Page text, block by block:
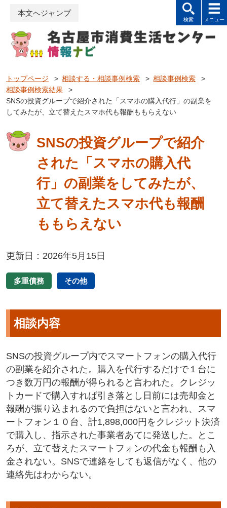
本文へジャンプ
トップページ > 相談する・相談事例検索 > 相談事例検索
>
相談事例検索結果
>
SNSの投資グループで紹介された「スマホの購入代行」の副業を
してみたが、立て替えたスマホ代も報酬ももらえない
SNSの投資グループで紹介
された「スマホの購入代
行」の副業をしてみたが、
立て替えたスマホ代も報酬
ももらえない
更新日：2026年5月15日
多重債務 その他
相談内容
SNSの投資グループ内でスマートフォンの購入代行
の副業を紹介された。購入を代行するだけで１台に
つき数万円の報酬が得られると言われた。クレジッ
トカードで購入すれば引き落とし日前には売却金と
報酬が振り込まれるので負担はないと言われ、スマ
ートフォン１０台、計1,898,000円をクレジット決済
で購入し、指示された事業者あてに発送した。とこ
ろが、立て替えたスマートフォンの代金も報酬も入
金されない。SNSで連絡をしても返信がなく、他の
連絡先はわからない。